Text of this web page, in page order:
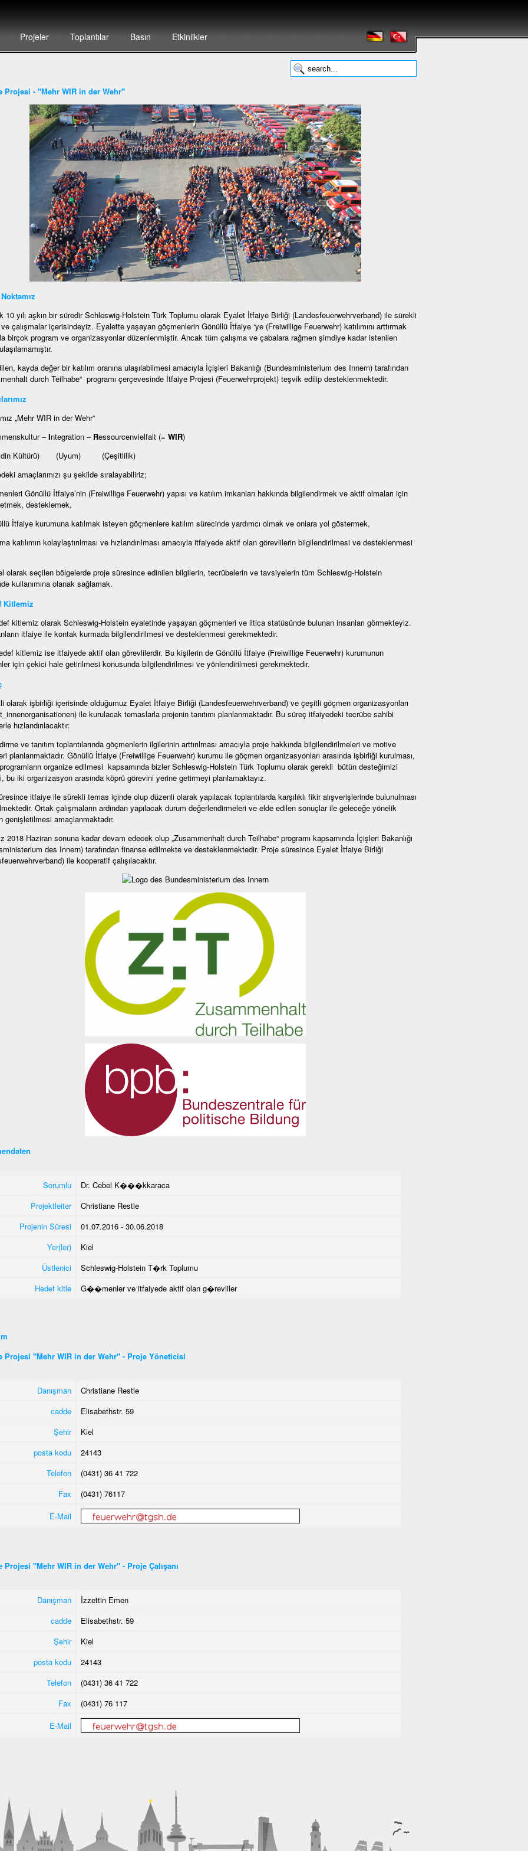
Projeler Toplantılar Basın Etkinlikler
Projesi - "Mehr WIR in der Wehr"
Noktamız
10 yılı aşkın bir süredir Schleswig-Holstein Türk Toplumu olarak Eyalet İtfaiye Birliği (Landesfeuerwehrverband) ile sürekli
çalışmalar içerisindeyiz. Eyalette yaşayan göçmenlerin Gönüllü İtfaiye ‘ye (Freiwillige Feuerwehr) katılımını arttırmak
birçok program ve organizasyonlar düzenlenmiştir. Ancak tüm çalışma ve çabalara rağmen şimdiye kadar istenilen
kayda değer bir katılım oranına ulaşılabilmesi amacıyla İçişleri Bakanlığı (Bundesministerium des Innern) tarafından
durch Teilhabe“ programı çerçevesinde İtfaiye Projesi (Feuerwehrprojekt) teşvik edilip desteklenmektedir.
„Mehr WIR in der Wehr“
–Integration – Ressourcenvielfalt (= WIR)
Kültürü) (Uyum) (Çeşitlilik)
amaçlarımızı şu şekilde sıralayabiliriz;
Gönüllü İtfaiye’nin (Freiwillige Feuerwehr) yapısı ve katılım imkanları hakkında bilgilendirmek ve aktif olmaları için
desteklemek,
İtfaiye kurumuna katılmak isteyen göçmenlere katılım sürecinde yardımcı olmak ve onlara yol göstermek,
katılımın kolaylaştırılması ve hızlandırılması amacıyla itfaiyede aktif olan görevlilerin bilgilendirilmesi ve desteklenmesi
olarak seçilen bölgelerde proje süresince edinilen bilgilerin, tecrübelerin ve tavsiyelerin tüm Schleswig-Holstein
kullanımına olanak sağlamak.
Kitlemiz
kitlemiz olarak Schleswig-Holstein eyaletinde yaşayan göçmenleri ve iltica statüsünde bulunan insanları görmekteyiz.
itfaiye ile kontak kurmada bilgilendirilmesi ve desteklenmesi gerekmektedir.
kitlemiz ise itfaiyede aktif olan görevlilerdir. Bu kişilerin de Gönüllü İtfaiye (Freiwillige Feuerwehr) kurumunun
için çekici hale getirilmesi konusunda bilgilendirilmesi ve yönlendirilmesi gerekmektedir.
olarak işbirliği içerisinde olduğumuz Eyalet İtfaiye Birliği (Landesfeuerwehrverband) ve çeşitli göçmen organizasyonları
ile kurulacak temaslarla projenin tanıtımı planlanmaktadır. Bu süreç itfaiyedeki tecrübe sahibi
hızlandırılacaktır.
ve tanıtım toplantılarında göçmenlerin ilgilerinin arttırılması amacıyla proje hakkında bilgilendirilmeleri ve motive
planlanmaktadır. Gönüllü İtfaiye (Freiwillige Feuerwehr) kurumu ile göçmen organizasyonları arasında işbirliği kurulması,
organize edilmesi kapsamında bizler Schleswig-Holstein Türk Toplumu olarak gerekli bütün desteğimizi
bu iki organizasyon arasında köprü görevini yerine getirmeyi planlamaktayız.
itfaiye ile sürekli temas içinde olup düzenli olarak yapılacak toplantılarda karşılıklı fikir alışverişlerinde bulunulması
Ortak çalışmaların ardından yapılacak durum değerlendirmeleri ve elde edilen sonuçlar ile geleceğe yönelik
genişletilmesi amaçlanmaktadır.
2018 Haziran sonuna kadar devam edecek olup „Zusammenhalt durch Teilhabe“ programı kapsamında İçişleri Bakanlığı
des Innern) tarafından finanse edilmekte ve desteklenmektedir. Proje süresince Eyalet İtfaiye Birliği
ile kooperatif çalışılacaktır.
Sorumlu
Dr. Cebel K���kkaraca
Projektleiter
Christiane Restle
Projenin Süresi
01.07.2016 - 30.06.2018
Yer(ler)
Kiel
Üstlenici
Schleswig-Holstein T�rk Toplumu
Hedef kitle
G��menler ve itfaiyede aktif olan g�revliler
Projesi "Mehr WIR in der Wehr" - Proje Yöneticisi
Danışman
Christiane Restle
cadde
Elisabethstr. 59
Şehir
Kiel
posta kodu
24143
Telefon
(0431) 36 41 722
Fax
(0431) 76117
E-Mail
Projesi "Mehr WIR in der Wehr" - Proje Çalışanı
Danışman
İzzettin Emen
cadde
Elisabethstr. 59
Şehir
Kiel
posta kodu
24143
Telefon
(0431) 36 41 722
Fax
(0431) 76 117
E-Mail